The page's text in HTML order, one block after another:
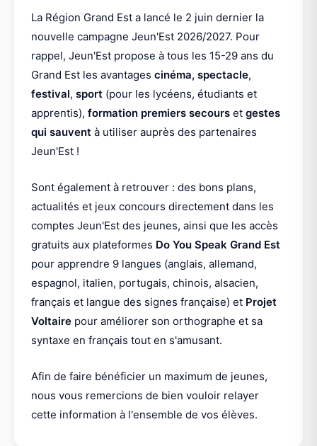
La Région Grand Est a lancé le 2 juin dernier la
nouvelle campagne Jeun'Est 2026/2027. Pour
rappel, Jeun'Est propose à tous les 15-29 ans du
Grand Est les avantages cinéma, spectacle,
festival, sport (pour les lycéens, étudiants et
apprentis), formation premiers secours et gestes
qui sauvent à utiliser auprès des partenaires
Jeun'Est !
Sont également à retrouver : des bons plans,
actualités et jeux concours directement dans les
comptes Jeun'Est des jeunes, ainsi que les accès
gratuits aux plateformes Do You Speak Grand Est
pour apprendre 9 langues (anglais, allemand,
espagnol, italien, portugais, chinois, alsacien,
français et langue des signes française) et Projet
Voltaire pour améliorer son orthographe et sa
syntaxe en français tout en s'amusant.
Afin de faire bénéficier un maximum de jeunes,
nous vous remercions de bien vouloir relayer
cette information à l'ensemble de vos élèves.